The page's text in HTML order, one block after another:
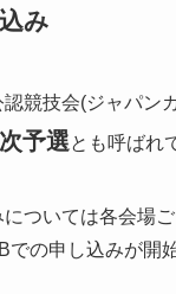
み
認競技会(ジャパン
予選とも呼ばれ
ついては各会場
での申し込みが開